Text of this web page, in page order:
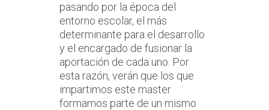
pasando por la época del
entorno escolar, el más
determinante para el desarrollo
y el encargado de fusionar la
aportación de cada uno. Por
esta razón, verán que los que
impartimos este master
formamos parte de un mismo